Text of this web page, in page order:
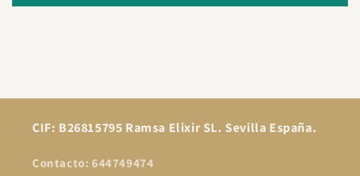
CIF: B26815795 Ramsa Elixir SL. Sevilla España.
Contacto: 644749474